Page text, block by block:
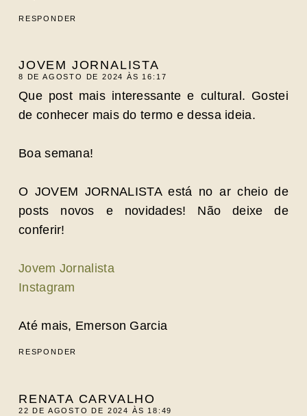
RESPONDER
JOVEM JORNALISTA
8 DE AGOSTO DE 2024 ÀS 16:17
Que post mais interessante e cultural. Gostei
de conhecer mais do termo e dessa ideia.
Boa semana!
O JOVEM JORNALISTA está no ar cheio de
posts novos e novidades! Não deixe de
conferir!
Jovem Jornalista
Instagram
Até mais, Emerson Garcia
RESPONDER
RENATA CARVALHO
22 DE AGOSTO DE 2024 ÀS 18:49